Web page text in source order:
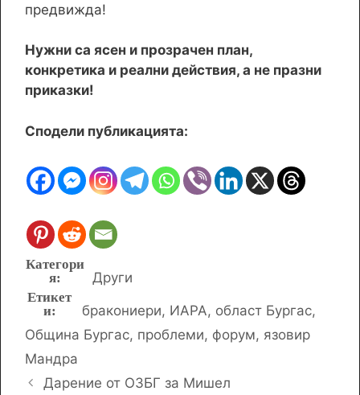
предвижда!
Нужни са ясен и прозрачен план,
конкретика и реални действия, а не празни
приказки!
Сподели публикацията:
Други
бракониери, ИАРА, област Бургас,
Община Бургас, проблеми, форум, язовир
Мандра
Дарение от ОЗБГ за Мишел